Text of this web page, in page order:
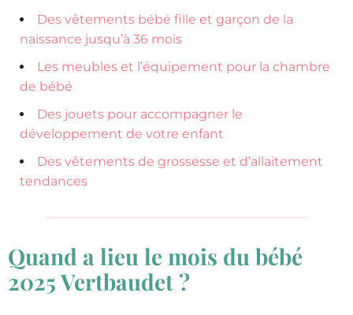
Des vêtements bébé fille et garçon de la
naissance jusqu’à 36 mois
Les meubles et l’équipement pour la chambre
de bébé
Des jouets pour accompagner le
développement de votre enfant
Des vêtements de grossesse et d’allaitement
tendances
Quand a lieu le mois du bébé
2025 Vertbaudet ?